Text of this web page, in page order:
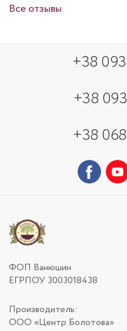
Все отзывы
+38
+38
+38
ФОП Ванюшин
ЕГРПОУ 3003018438
Производитель:
ООО «Центр Болотова»